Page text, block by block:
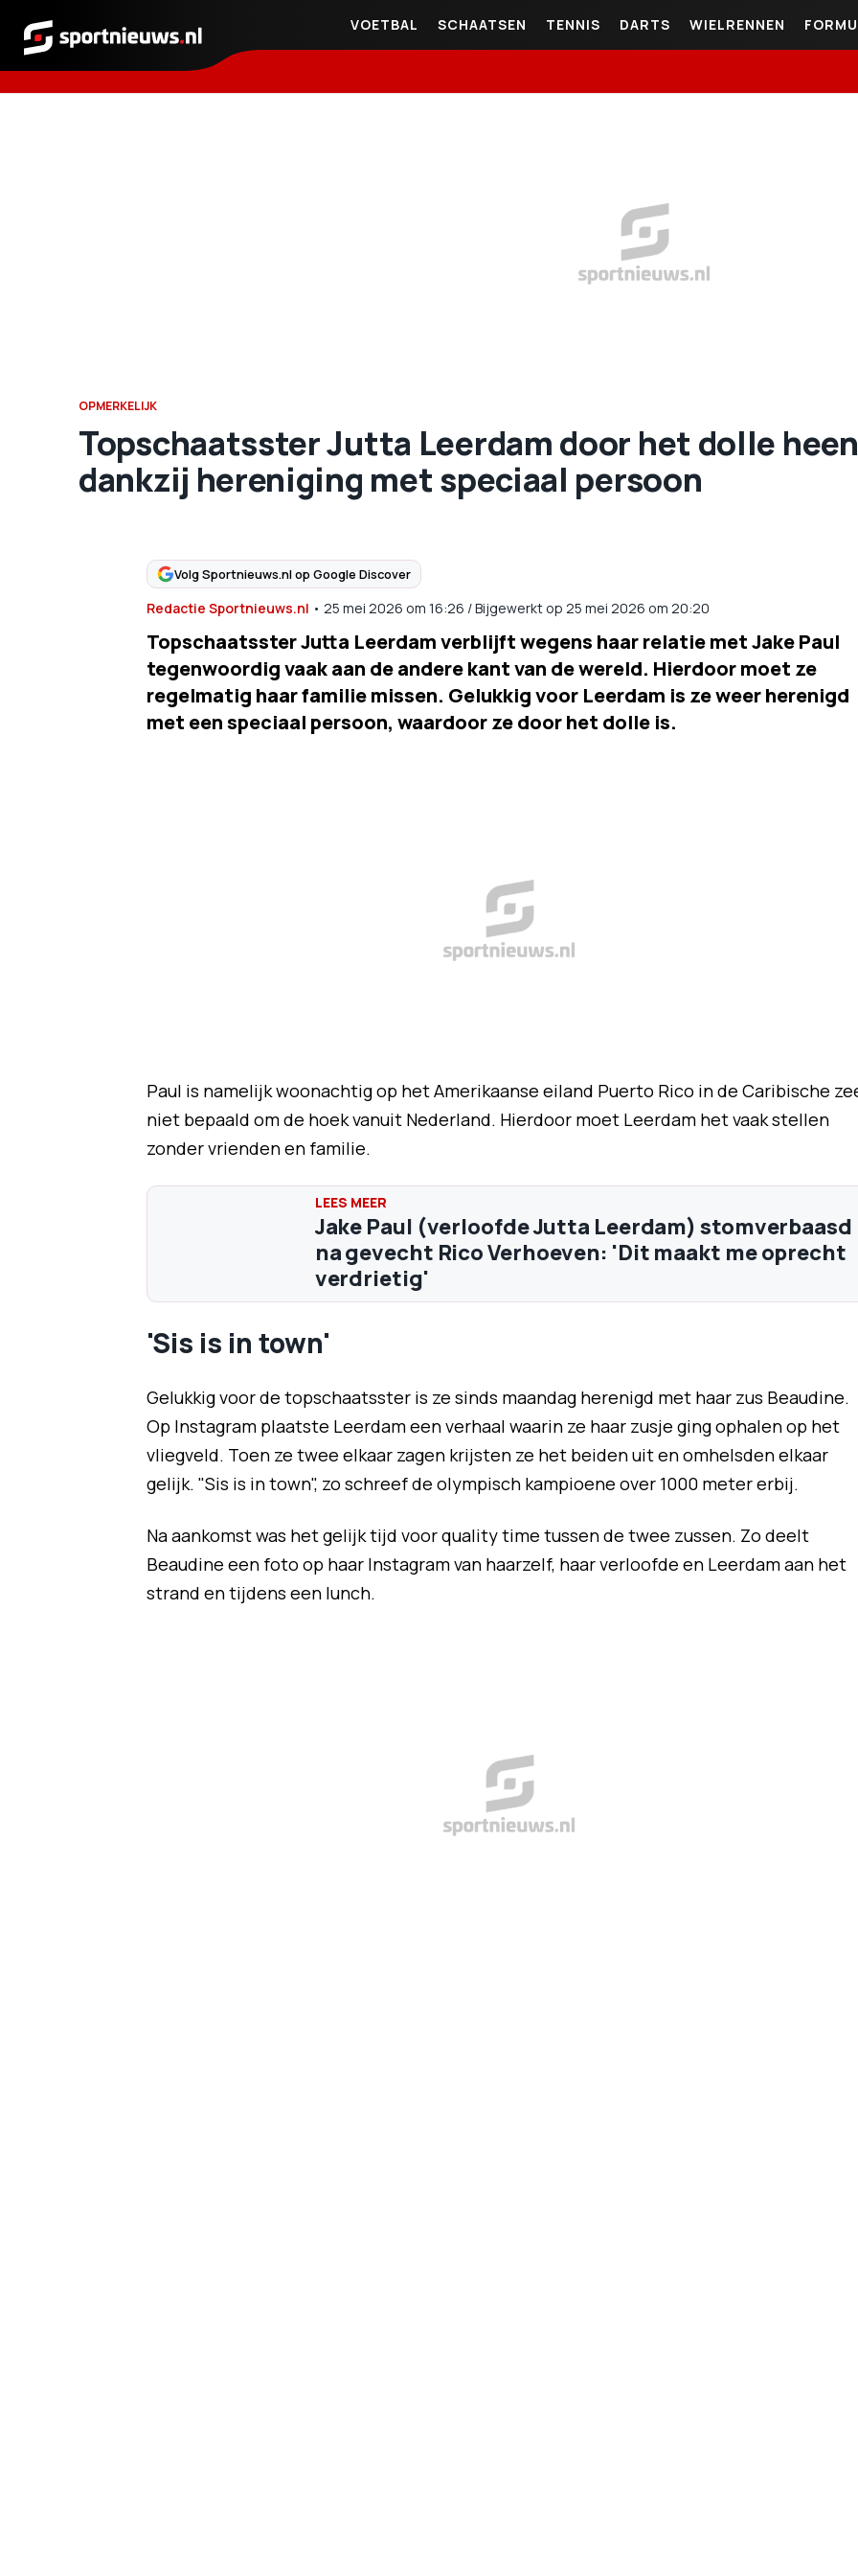
Sportnieuws.nl
VOETBAL SCHAATSEN TENNIS DARTS WIELRENNEN
OPMERKELIJK
Topschaatsster Jutta Leerdam door het dolle heen
dankzij hereniging met speciaal persoon
Volg Sportnieuws.nl op Google Discover
Redactie Sportnieuws.nl • 25 mei 2026 om 16:26 /Bijgewerkt op 25 mei 2026 om 20:20
Topschaatsster Jutta Leerdam verblijft wegens haar relatie met Jake Paul
tegenwoordig vaak aan de andere kant van de wereld. Hierdoor moet ze
regelmatig haar familie missen. Gelukkig voor Leerdam is ze weer herenigd
met een speciaal persoon, waardoor ze door het dolle is.
Paul is namelijk woonachtig op het Amerikaanse eiland Puerto Rico in de Caribische
niet bepaald om de hoek vanuit Nederland. Hierdoor moet Leerdam het vaak stellen
zonder vrienden en familie.
Jake Paul (verloofde Jutta Leerdam) stomverbaasd
na gevecht Rico Verhoeven: 'Dit maakt me oprecht
verdrietig'
'Sis is in town'
Gelukkig voor de topschaatsster is ze sinds maandag herenigd met haar zus Beaudine.
Op Instagram plaatste Leerdam een verhaal waarin ze haar zusje ging ophalen op het
vliegveld. Toen ze twee elkaar zagen krijsten ze het beiden uit en omhelsden elkaar
gelijk. "Sis is in town", zo schreef de olympisch kampioene over 1000 meter erbij.
Na aankomst was het gelijk tijd voor quality time tussen de twee zussen. Zo deelt
Beaudine een foto op haar Instagram van haarzelf, haar verloofde en Leerdam aan het
strand en tijdens een lunch.